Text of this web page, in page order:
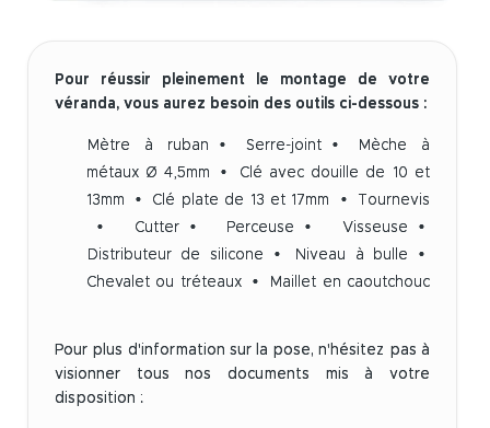
Pour réussir pleinement le montage de votre
véranda, vous aurez besoin des outils ci-dessous :
Mètre à ruban Serre-joint
Mèche à
métaux Ø 4,5mm
Clé avec douille de 10 et
13mm
Clé plate de 13 et 17mm
Tournevis
Cutter
Perceuse
Visseuse
Distributeur de silicone
Niveau à bulle
Chevalet ou tréteaux
Maillet en caoutchouc
Pour plus d'information sur la pose, n'hésitez pas à
visionner tous nos documents mis à votre
disposition :